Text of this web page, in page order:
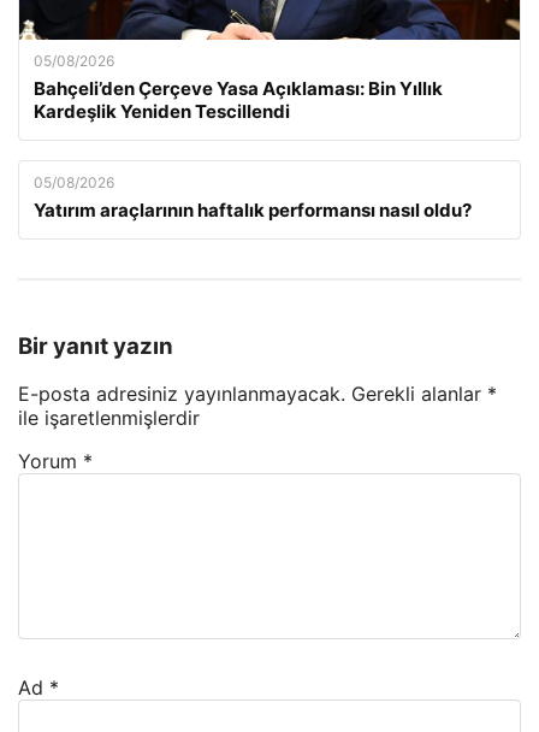
05/08/2026
Bahçeli’den Çerçeve Yasa Açıklaması: Bin Yıllık
Kardeşlik Yeniden Tescillendi
05/08/2026
Yatırım araçlarının haftalık performansı nasıl oldu?
Bir yanıt yazın
E-posta adresiniz yayınlanmayacak. Gerekli alanlar *
ile işaretlenmişlerdir
Yorum *
Ad *